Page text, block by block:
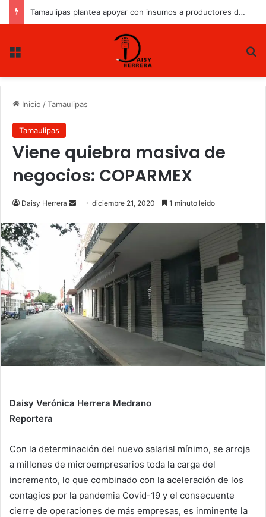
Tamaulipas plantea apoyar con insumos a productores de sorgo y maíz
Inicio /Tamaulipas
Tamaulipas
Viene quiebra masiva de
negocios: COPARMEX
Daisy Herrera
n
d
a
n
e
m
a
i
l
diciembre 21, 2020 1 minuto leido
Daisy Verónica Herrera Medrano
Reportera
Con la determinación del nuevo salarial mínimo, se arroja
a millones de microempresarios toda la carga del
incremento, lo que combinado con la aceleración de los
contagios por la pandemia Covid-19 y el consecuente
cierre de operaciones de más empresas, es inminente la